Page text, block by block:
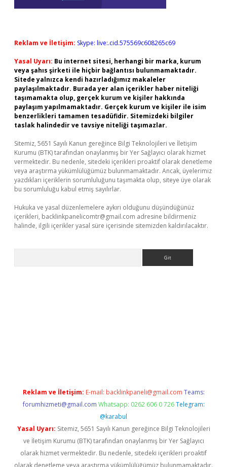
Reklam ve İletişim: Skype: live:.cid.575569c608265c69
Yasal Uyarı: Bu internet sitesi, herhangi bir marka, kurum
veya şahıs şirketi ile hiçbir bağlantısı bulunmamaktadır.
Sitede yalnızca kendi hazırladığımız makaleler
paylaşılmaktadır. Burada yer alan içerikler haber niteliği
taşımamakta olup, gerçek kurum ve kişiler hakkında
paylaşım yapılmamaktadır. Gerçek kurum ve kişiler ile isim
benzerlikleri tamamen tesadüfidir. Sitemizdeki bilgiler
taslak halindedir ve tavsiye niteliği taşımazlar.
Sitemiz, 5651 Sayılı Kanun gereğince Bilgi Teknolojileri ve İletişim
Kurumu (BTK) tarafından onaylanmış bir Yer Sağlayıcı olarak hizmet
vermektedir. Bu nedenle, sitedeki içerikleri proaktif olarak denetleme
veya araştırma yükümlülüğümüz bulunmamaktadır. Ancak, üyelerimiz
yazdıkları içeriklerin sorumluluğunu taşımakta olup, siteye üye olarak
bu sorumluluğu kabul etmiş sayılırlar.
Hukuka ve yasal düzenlemelere aykırı olduğunu düşündüğünüz
içerikleri, backlinkpanelicomtr@gmail.com adresine bildirmeniz
halinde, ilgili içerikler yasal süre içerisinde sitemizden kaldırılacaktır.
Reklam ve İletişim: E-mail: backlinkpaneli@gmail.com Teams:
forumhizmeti@gmail.com Whatsapp: 0262 606 0 726 Telegram:
@karabul
Yasal Uyarı: Sitemiz, 5651 Sayılı Kanun gereğince Bilgi Teknolojileri
ve İletişim Kurumu (BTK) tarafından onaylanmış bir Yer Sağlayıcı
olarak hizmet vermektedir. Bu nedenle, sitedeki içerikleri proaktif
olarak denetleme veya araştırma yükümlülüğümüz bulunmamaktadır.